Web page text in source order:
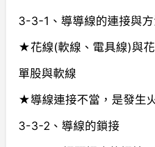
3-3-1、導導線的連接與
★花線(軟線、電具線)與
單股與軟線
★導線連接不當，是發生
3-3-2、導線的鎖接